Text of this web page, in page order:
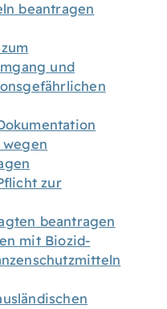
beantragen
und
zur
beantragen
mit Biozid-